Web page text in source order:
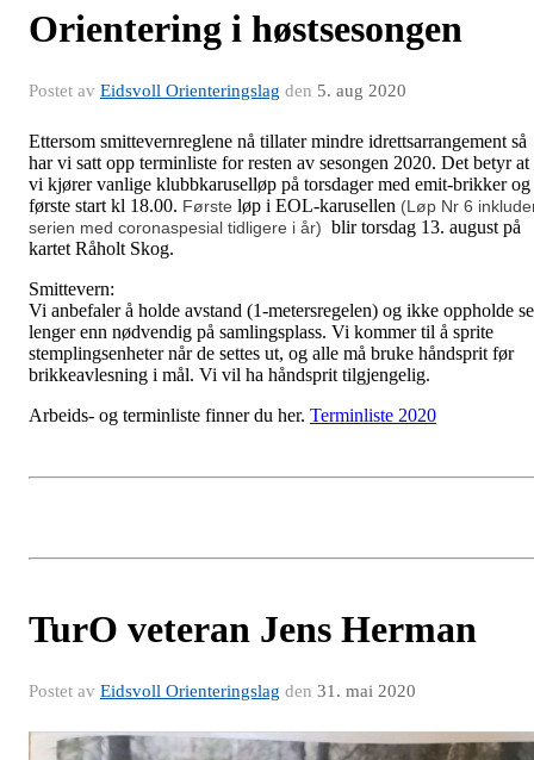
Orientering i høstsesongen
Postet av Eidsvoll Orienteringslag den 5. aug 2020
Ettersom smittevernreglene nå tillater mindre idrettsarrangement så
har vi satt opp terminliste for resten av sesongen 2020. Det betyr at
vi kjører vanlige klubbkaruselløp på torsdager med emit-brikker og
første start kl 18.00. Første løp i EOL-karusellen (Løp Nr 6
serien med coronaspesial tidligere i år) blir torsdag 13. august på
kartet Råholt Skog.
Smittevern:
Vi anbefaler å holde avstand (1-metersregelen) og ikke oppholde
lenger enn nødvendig på samlingsplass. Vi kommer til å sprite
stemplingsenheter når de settes ut, og alle må bruke håndsprit før
brikkeavlesning i mål. Vi vil ha håndsprit tilgjengelig.
Arbeids- og terminliste finner du her. Terminliste 2020
TurO veteran Jens Herman
Postet av Eidsvoll Orienteringslag den 31. mai 2020